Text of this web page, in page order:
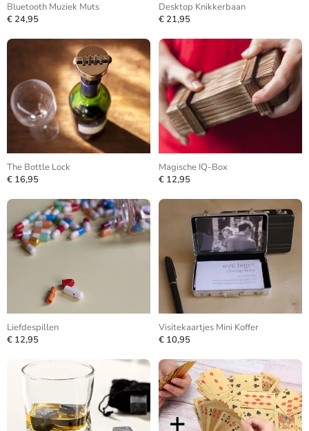
Bluetooth Muziek Muts
€ 24,95
Desktop Knikkerbaan
€ 21,95
The Bottle Lock
€ 16,95
Magische IQ-Box
€ 12,95
Liefdespillen
€ 12,95
Visitekaartjes Mini Koffer
€ 10,95